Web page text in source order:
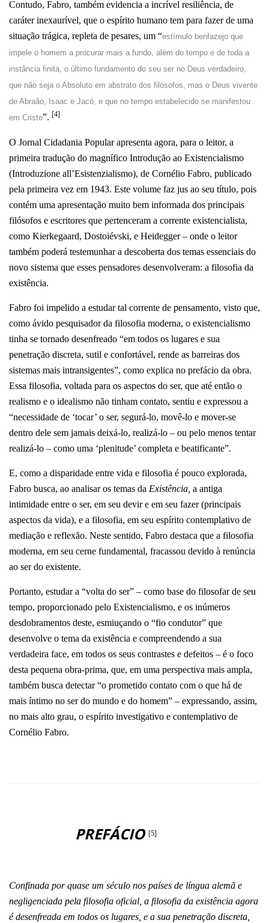
Contudo, Fabro, também evidencia a incrível resiliência, de
caráter inexaurível, que o espírito humano tem para fazer de uma
situação trágica, repleta de pesares, um “estímulo benfazejo que
impele o homem a procurar mais a fundo, além do tempo e de toda a
instância finita, o último fundamento do seu ser no Deus verdadeiro,
que não seja o Absoluto em abstrato dos filósofos, mas o Deus vivente
de Abraão, Isaac e Jacó, e que no tempo estabelecido se manifestou
em Cristo”. [4]
O Jornal Cidadania Popular apresenta agora, para o leitor, a
primeira tradução do magnífico Introdução ao Existencialismo
(Introduzione all’Esistenzialismo), de Cornélio Fabro, publicado
pela primeira vez em 1943. Este volume faz jus ao seu título, pois
contém uma apresentação muito bem informada dos principais
filósofos e escritores que pertenceram a corrente existencialista,
como Kierkegaard, Dostoiévski, e Heidegger – onde o leitor
também poderá testemunhar a descoberta dos temas essenciais do
novo sistema que esses pensadores desenvolveram: a filosofia da
existência.
Fabro foi impelido a estudar tal corrente de pensamento, visto que,
como ávido pesquisador da filosofia moderna, o existencialismo
tinha se tornado desenfreado “em todos os lugares e sua
penetração discreta, sutil e confortável, rende as barreiras dos
sistemas mais intransigentes”, como explica no prefácio da obra.
Essa filosofia, voltada para os aspectos do ser, que até então o
realismo e o idealismo não tinham contato, sentiu e expressou a
“necessidade de ‘tocar’ o ser, segurá-lo, movê-lo e mover-se
dentro dele sem jamais deixá-lo, realizá-lo – ou pelo menos tentar
realizá-lo – como uma ‘plenitude’ completa e beatificante”.
E, como a disparidade entre vida e filosofia é pouco explorada,
Fabro busca, ao analisar os temas da Existência, a antiga
intimidade entre o ser, em seu devir e em seu fazer (principais
aspectos da vida), e a filosofia, em seu espírito contemplativo de
mediação e reflexão. Neste sentido, Fabro destaca que a filosofia
moderna, em seu cerne fundamental, fracassou devido à renúncia
ao ser do existente.
Portanto, estudar a “volta do ser” – como base do filosofar de seu
tempo, proporcionado pelo Existencialismo, e os inúmeros
desdobramentos deste, esmiuçando o “fio condutor” que
desenvolve o tema da existência e compreendendo a sua
verdadeira face, em todos os seus contrastes e defeitos – é o foco
desta pequena obra-prima, que, em uma perspectiva mais ampla,
também busca detectar “o prometido contato com o que há de
mais íntimo no ser do mundo e do homem” – expressando, assim,
no mais alto grau, o espírito investigativo e contemplativo de
Cornélio Fabro.
PREFÁCIO [5]
Confinada por quase um século nos países de língua alemã e
negligenciada pela filosofia oficial, a filosofia da existência agora
é desenfreada em todos os lugares, e a sua penetração discreta,